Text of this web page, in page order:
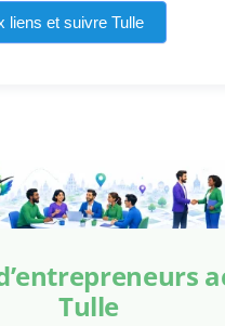
liens et suivre Tulle
Tulle